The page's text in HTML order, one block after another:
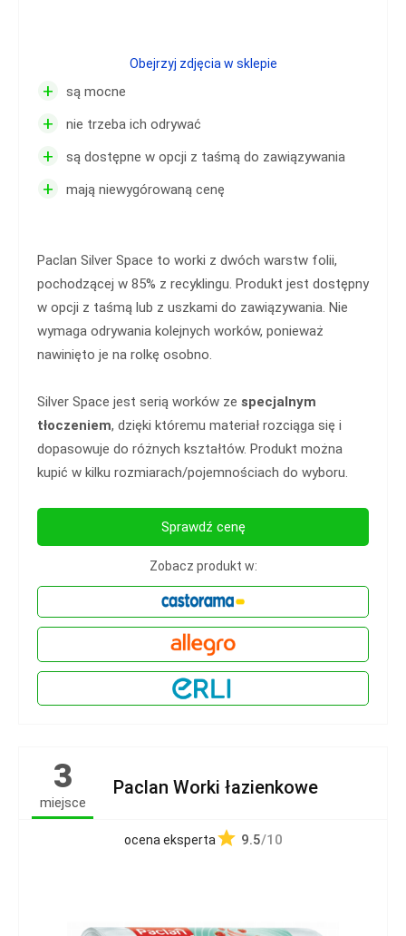
+ są mocne
+ nie trzeba ich odrywać
+ są dostępne w opcji z taśmą do zawiązywania
+ mają niewygórowaną cenę
Paclan Silver Space to worki z dwóch warstw folii,
pochodzącej w 85% z recyklingu. Produkt jest dostępny
w opcji z taśmą lub z uszkami do zawiązywania. Nie
wymaga odrywania kolejnych worków, ponieważ
nawinięto je na rolkę osobno.
Silver Space jest serią worków ze specjalnym
tłoczeniem, dzięki któremu materiał rozciąga się i
dopasowuje do różnych kształtów. Produkt można
kupić w kilku rozmiarach/pojemnościach do wyboru.
Obejrzyj zdjęcia w sklepie
Sprawdź cenę
Zobacz produkt w:
3
miejsce
Paclan Worki łazienkowe
ocena eksperta 9.5/10